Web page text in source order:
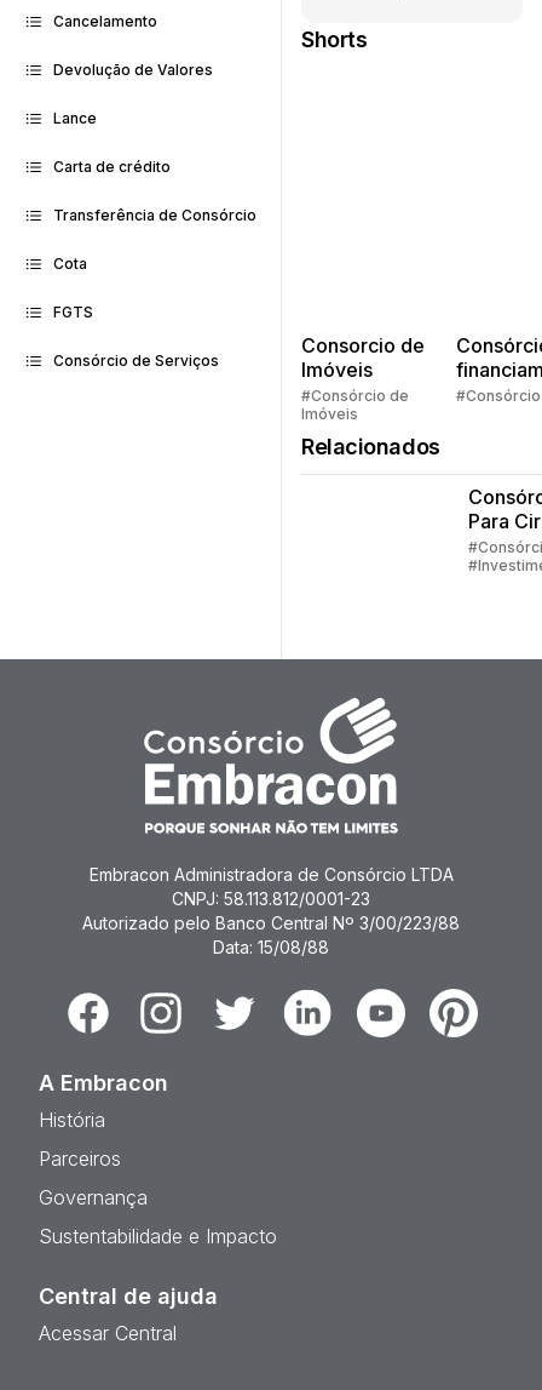
Cancelamento
Devolução de Valores
Lance
Carta de crédito
Transferência de Consórcio
Cota
FGTS
Consórcio de Serviços
Shorts
Consorcio de
Imóveis
#Consórcio de
Imóveis
Quem
#Consórcio
Relacionados
Para
Plástica
Imóveis
Embracon Administradora de Consórcio LTDA
CNPJ: 58.113.812/0001-23
Autorizado pelo Banco Central Nº 3/00/223/88
Data: 15/08/88
FacebookInstagramTwitter LinkedinYoutubePinterest
A Embracon
História
Parceiros
Governança
Sustentabilidade e Impacto
Central de ajuda
Acessar Central